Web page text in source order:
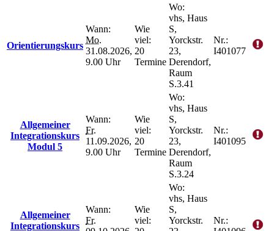
Orientierungskurs
Wann:
Mo.
31.08.2026,
9.00 Uhr
Wie
viel:
20
Termine
Wo:
vhs, Haus
S,
Yorckstr.
23,
Derendorf,
Raum
S.3.41
Nr.:
I401077
Allgemeiner
Integrationskurs
Modul 5
Wann:
Fr.
11.09.2026,
9.00 Uhr
Wie
viel:
20
Termine
Wo:
vhs, Haus
S,
Yorckstr.
23,
Derendorf,
Raum
S.3.24
Nr.:
I401095
Allgemeiner
Integrationskurs
Wann:
Fr.
Wie
viel:
Wo:
vhs, Haus
S,
Yorckstr.
Nr.: